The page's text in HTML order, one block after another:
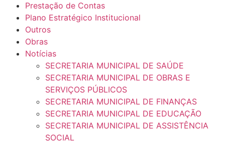
Prestação de Contas
Plano Estratégico Institucional
Outros
Obras
Notícias
SECRETARIA MUNICIPAL DE SAÚDE
SECRETARIA MUNICIPAL DE OBRAS E
SERVIÇOS PÚBLICOS
SECRETARIA MUNICIPAL DE FINANÇAS
SECRETARIA MUNICIPAL DE EDUCAÇÃO
SECRETARIA MUNICIPAL DE ASSISTÊNCIA
SOCIAL